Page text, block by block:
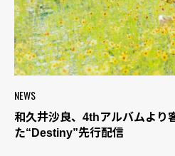
NEWS
和久井沙良、4thアルバムより
た“Destiny”先行配信